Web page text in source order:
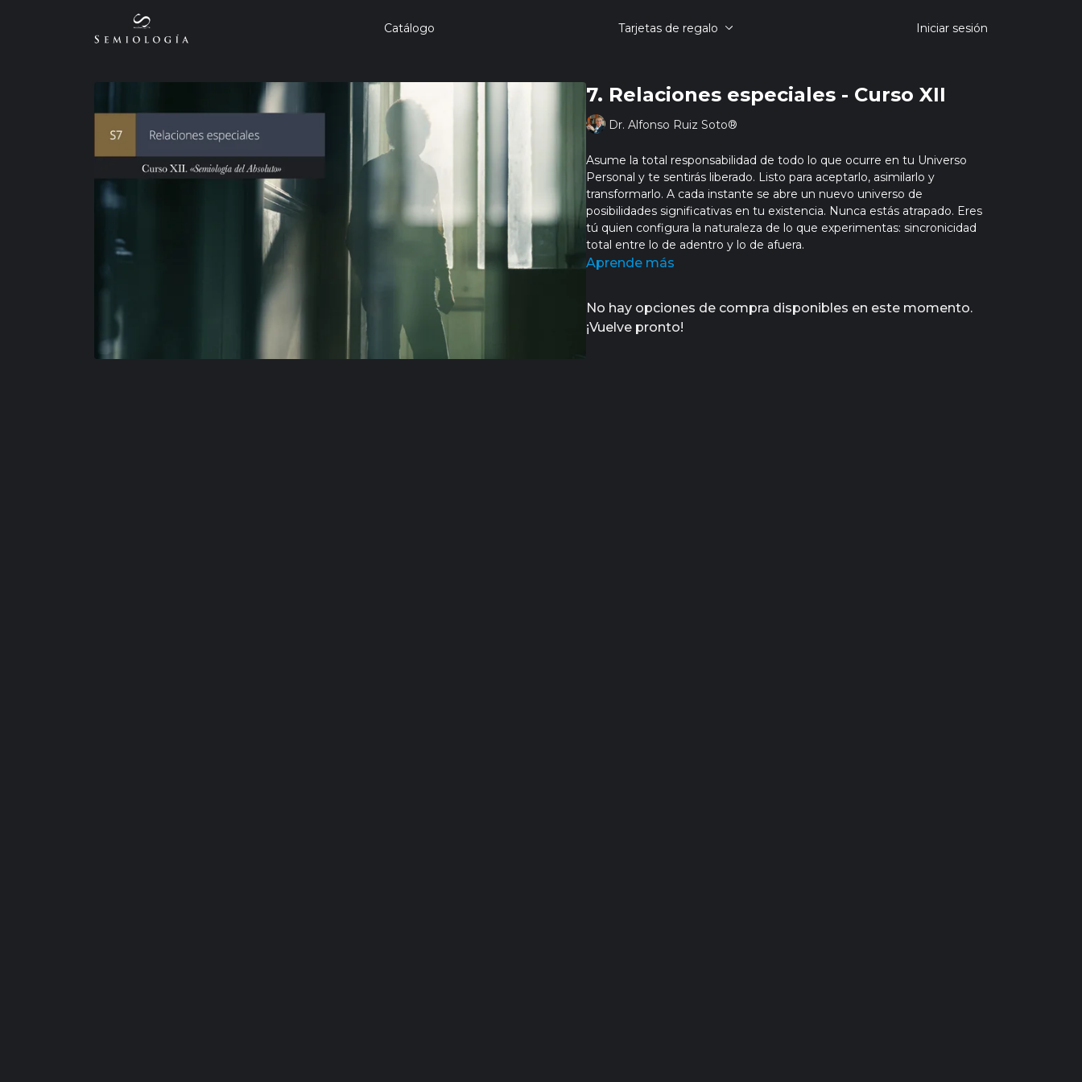
Catálogo Tarjetas de regalo Iniciar sesión
7. Relaciones especiales - Curso XII
Dr. Alfonso Ruiz Soto®
Asume la total responsabilidad de todo lo que ocurre en tu Universo
Personal y te sentirás liberado. Listo para aceptarlo, asimilarlo y
transformarlo. A cada instante se abre un nuevo universo de
posibilidades significativas en tu existencia. Nunca estás atrapado. Eres
tú quien configura la naturaleza de lo que experimentas: sincronicidad
total entre lo de adentro y lo de afuera.
Aprende más
No hay opciones de compra disponibles en este momento.
¡Vuelve pronto!